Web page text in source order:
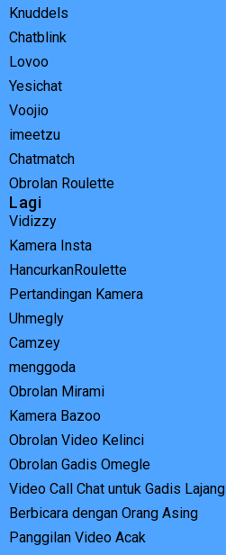
Knuddels
Chatblink
Lovoo
Yesichat
Voojio
imeetzu
Chatmatch
Obrolan Roulette
Lagi
Vidizzy
Kamera Insta
HancurkanRoulette
Pertandingan Kamera
Uhmegly
Camzey
menggoda
Obrolan Mirami
Kamera Bazoo
Obrolan Video Kelinci
Obrolan Gadis Omegle
Video Call Chat untuk Gadis Lajang
Berbicara dengan Orang Asing
Panggilan Video Acak